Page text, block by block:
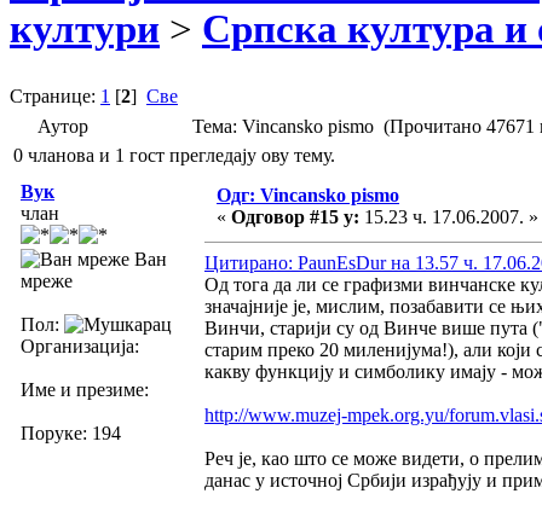
култури > Српска култура и
Странице: 1 [2] Све
Аутор
Тема: Vincansko pismo (Прочитано 47671
0 чланова и 1 гост прегледају ову тему.
Вук
члан
Ван
мреже
Пол:
Организација:
Име и презиме:
Поруке: 194
Одг: Vincansko pismo
« Одговор #15 у: 15.23 ч. 17.06.2007. »
Цитирано: PaunEsDur на 13.57 ч.
Од тога да ли се графизми винчанске
значајније је, мислим, позабавити се
Винчи, старији су од Винче више пута
старим преко 20 миленијума!), али
какву функцију и симболику имају -
http://www.muzej-mpek.org.yu/
Реч је, као што се може видети, о
данас у источној Србији израђују и